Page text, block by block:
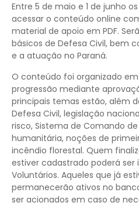
Entre 5 de maio e 1 de junho
acessar o conteúdo online
material de apoio em PDF.
básicos de Defesa Civil, bem
e a atuação no Paraná.
O conteúdo foi organizado
progressão mediante
principais temas estão, além
Defesa Civil, legislação
risco, Sistema de Comando
humanitária, noções de
incêndio florestal. Quem
estiver cadastrado poderá
Voluntários. Aqueles que já
permanecerão ativos no
ser acionados em caso de